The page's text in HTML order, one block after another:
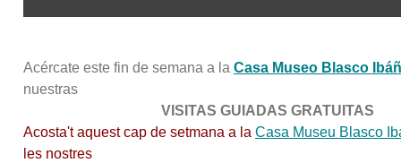
Acércate este fin de semana a la Casa Museo Blasco
nuestras
VISITAS GUIADAS GRATUITAS
Acosta't aquest cap de setmana a la Casa Museu Blasco
les nostres